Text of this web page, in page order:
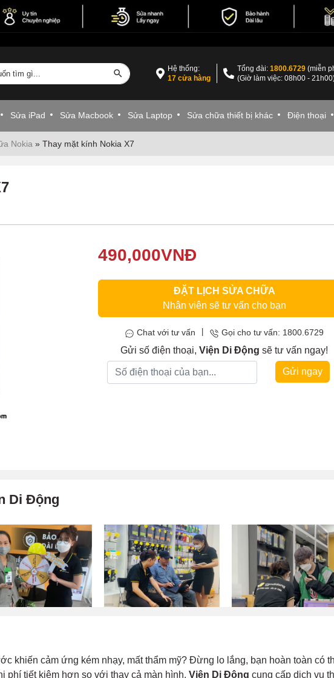
Hệ thống:
17 cửa hàng
Tổng đài:1800.6729 (miễn
(Giờ làm việc: 08h00 -
Sửa iPad Sửa Macbook Sửa Laptop Sửa chữa thiết bị khác Điện thoại
Nokia » Thay mặt kính Nokia X7
490,000VNĐ
ĐẶT LỊCH SỬA CHỮA
Nhân viên sẽ tư vấn cho bạn
Chat với tư vấn Gọi cho tư vấn: 1800.6729
Gửi số điện thoại, Viện Di Động sẽ tư vấn ngay!
Gửi ngay
Di Động
khiến cảm ứng kém nhạy, mất thẩm mỹ? Đừng lo lắng, bạn hoàn toàn có
phí tiết kiệm hơn so với thay cả màn hình. Viện Di Động cung cấp dịch vụ